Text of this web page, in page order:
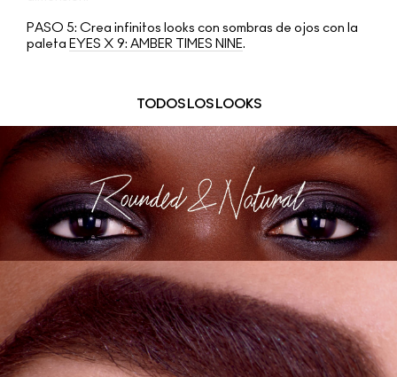
PASO 5: Crea infinitos looks con sombras de ojos con la
paleta EYES X 9: AMBER TIMES NINE.
TODOS LOS LOOKS